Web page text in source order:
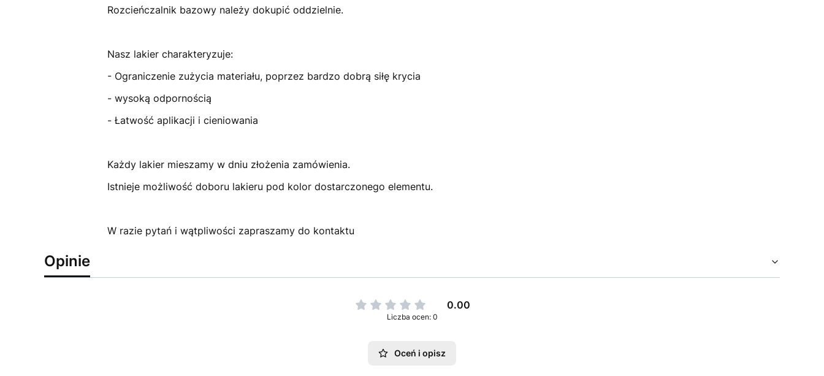
Rozcieńczalnik bazowy należy dokupić oddzielnie.
Nasz lakier charakteryzuje:
- Ograniczenie zużycia materiału, poprzez bardzo dobrą siłę krycia
- wysoką odpornością
- Łatwość aplikacji i cieniowania
Każdy lakier mieszamy w dniu złożenia zamówienia.
Istnieje możliwość doboru lakieru pod kolor dostarczonego elementu.
W razie pytań i wątpliwości zapraszamy do kontaktu
Opinie
0.00
Liczba ocen: 0
Oceń i opisz